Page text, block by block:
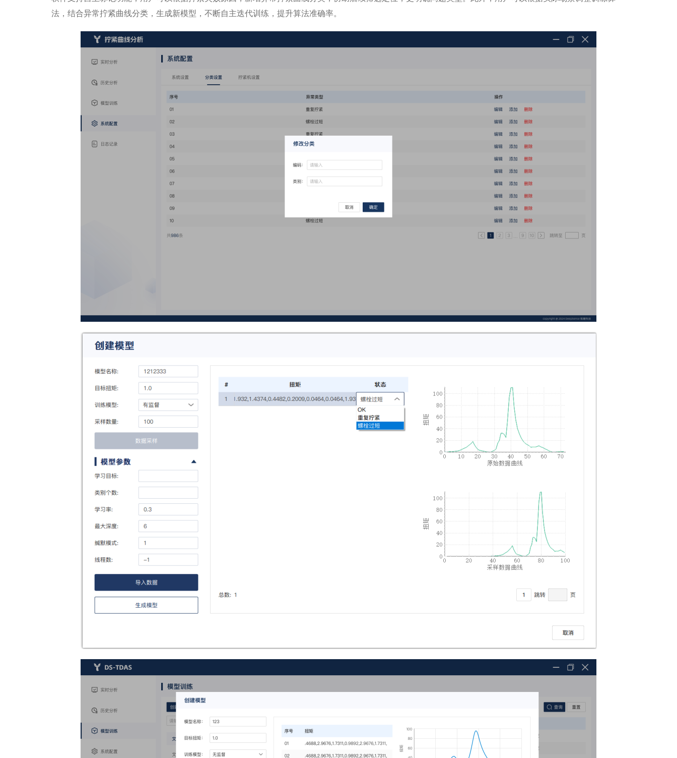
法，结合异常拧紧曲线分类，生成新模型，不断自主迭代训练，提升算法准确率。